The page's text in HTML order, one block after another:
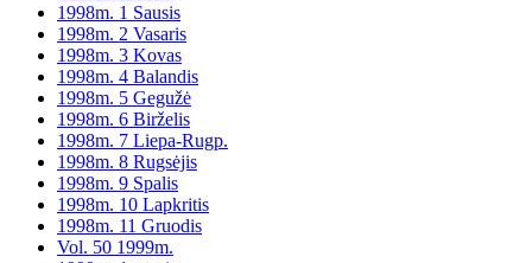
1998m. 1 Sausis
1998m. 2 Vasaris
1998m. 3 Kovas
1998m. 4 Balandis
1998m. 5 Gegužė
1998m. 6 Birželis
1998m. 7 Liepa-Rugp.
1998m. 8 Rugsėjis
1998m. 9 Spalis
1998m. 10 Lapkritis
1998m. 11 Gruodis
Vol. 50 1999m.